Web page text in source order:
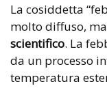
La cosiddetta
molto diffuso, ma
scientifico. La
da un processo
temperatura